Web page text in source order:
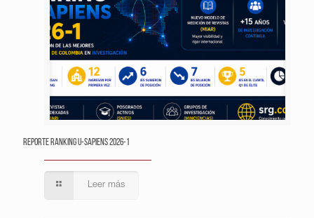
Reporte Ranking U-Sapiens 2026-1
Leer más